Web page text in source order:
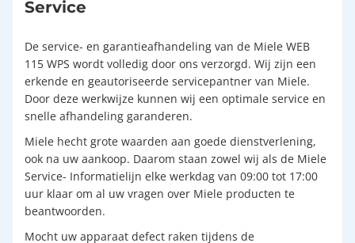
Service
De service- en garantieafhandeling van de Miele WEB
115 WPS wordt volledig door ons verzorgd. Wij zijn een
erkende en geautoriseerde servicepantner van Miele.
Door deze werkwijze kunnen wij een optimale service en
snelle afhandeling garanderen.
Miele hecht grote waarden aan goede dienstverlening,
ook na uw aankoop. Daarom staan zowel wij als de Miele
Service- Informatielijn elke werkdag van 09:00 tot 17:00
uur klaar om al uw vragen over Miele producten te
beantwoorden.
Mocht uw apparaat defect raken tijdens de